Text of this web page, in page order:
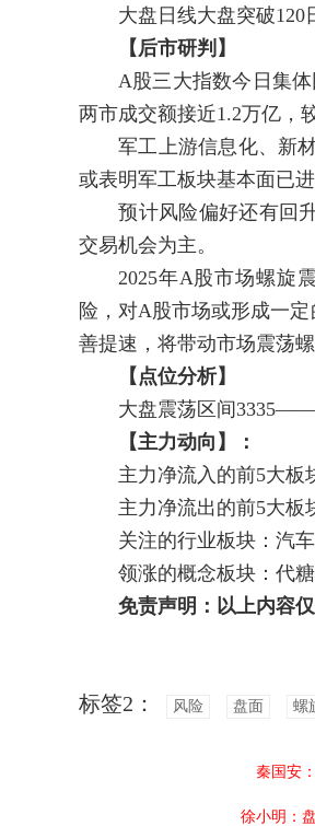
大盘日线大盘突破120日
【后市研判】
A股三大指数今日集体回
两市成交额接近1.2万亿，
军工上游信息化、新材
或表明军工板块基本面已进
预计风险偏好还有回升
交易机会为主。
2025年A股市场螺旋震
险，对A股市场或形成一
善提速，将带动市场震荡螺
【点位分析】
大盘震荡区间
【主力动向】：
主力净流入的前5大板块
主力净流出的前5大板块
关注的行业板块：汽车
领涨的概念板块：代糖
免责声明：以上内容
标签2： 风险 盘面 螺
秦国安
徐小明：